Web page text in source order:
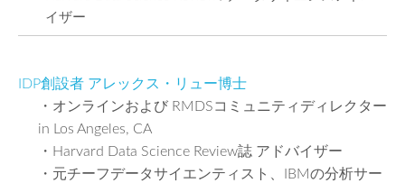
イザー
IDP創設者 アレックス・リュー博士
・オンラインおよび RMDSコミュニティディレクター
in Los Angeles, CA
・Harvard Data Science Review誌 アドバイザー
・元チーフデータサイエンティスト、IBMの分析サー